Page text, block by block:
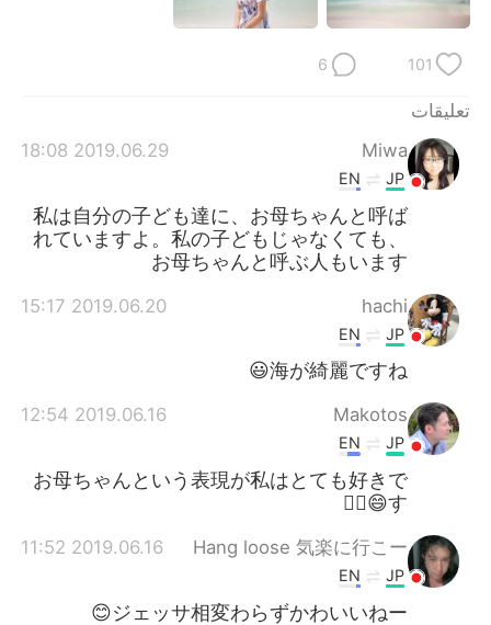
101
6
تعليقات
Miwa
2019.06.29 18:08
JP
EN
私は自分の子ども達に、お母ちゃんと呼ば
れていますよ。私の子どもじゃなくても、
お母ちゃんと呼ぶ人もいます
hachi
2019.06.20 15:17
JP
EN
海が綺麗ですね😃
Makotos
2019.06.16 12:54
JP
EN
お母ちゃんという表現が私はとても好きで
す😄👍🏻
Hang loose 気楽に行こー
2019.06.16 11:52
JP
EN
ジェッサ相変わらずかわいいねー😊